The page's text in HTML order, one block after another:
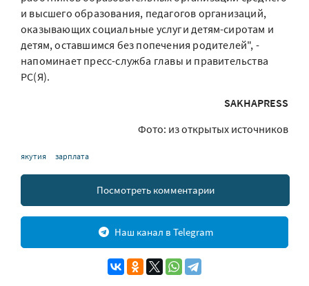
и высшего образования, педагогов организаций,
оказывающих социальные услуги детям-сиротам и
детям, оставшимся без попечения родителей", -
напоминает пресс-служба главы и правительства
РС(Я).
SAKHAPRESS
Фото: из открытых источников
якутия зарплата
Посмотреть комментарии
Наш канал в Telegram